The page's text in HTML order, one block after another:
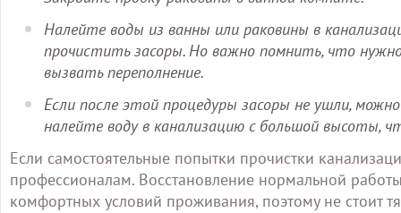
Налейте воды из ванны или раковины в
прочистить засоры. Но важно помнить, что
вызвать переполнение.
Если после этой процедуры засоры не ушли,
налейте воду в канализацию с большой высоты,
Если самостоятельные попытки прочистки
профессионалам. Восстановление нормальной
комфортных условий проживания, поэтому не стоит